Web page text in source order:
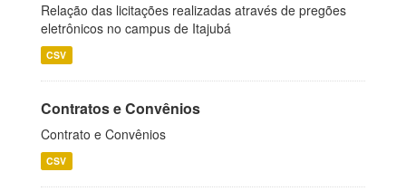
Relação das licitações realizadas através de pregões
eletrônicos no campus de Itajubá
CSV
Contratos e Convênios
Contrato e Convênios
CSV